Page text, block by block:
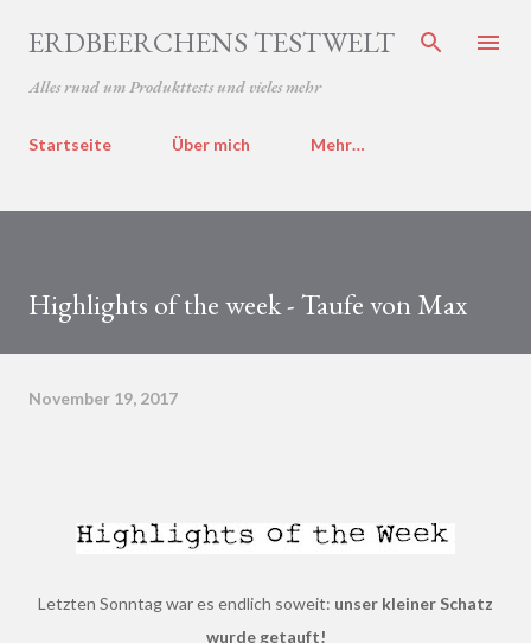
Direkt zum Hauptbereich
ERDBEERCHENS TESTWELT
Alles rund um Produkttests und vieles mehr
Startseite Über mich Mehr…
Highlights of the week - Taufe von Max
November 19, 2017
Letzten Sonntag war es endlich soweit: unser kleiner Schatz
wurde getauft!